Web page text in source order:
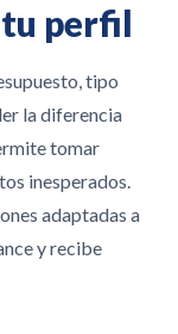
tu perfil
tipo
la diferencia
tomar
inesperados.
adaptadas a
y recibe